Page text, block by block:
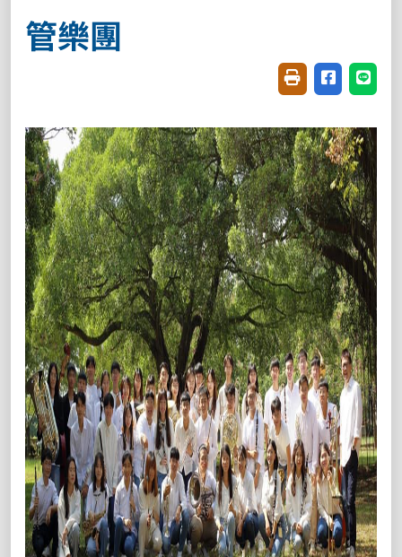
管樂團
友善列印(開新視
分享至臉書
分享